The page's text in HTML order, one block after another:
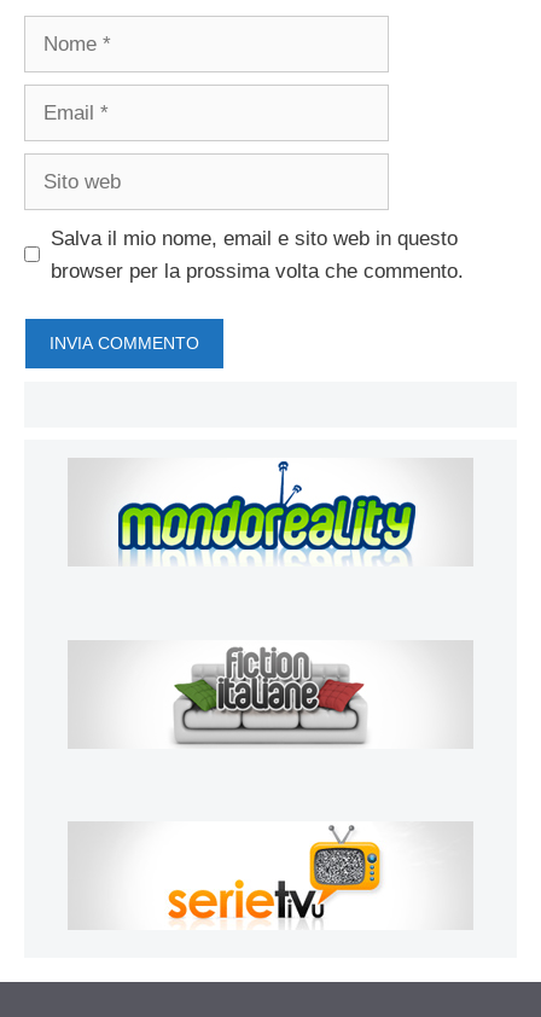
Salva il mio nome, email e sito web in questo
browser per la prossima volta che commento.